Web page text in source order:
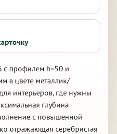
с профилем h=50 и
в цвете металлик/
интерьеров, где нужны
глубина
с повышенной
отражающая серебристая